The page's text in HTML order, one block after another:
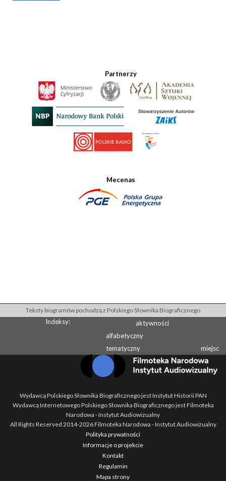
Partnerzy
Mecenas
Teksty biogramów pochodzą z Polskiego Słownika Biograficznego
Indeksy:
aktywności
alfabetyczny
tematyczny
miejsc
Wydawcą Polskiego Słownika Biograficznego jest Instytut Historii PAN
Wydawcą Internetowego Polskiego Słownika Biograficznego jest Filmoteka
Narodowa - Instytut Audiowizualny
All Rights Reserved 2014-2026Filmoteka Narodowa - Instytut Audiowizualny
Polityka prywatności
Informacje o projekcie
Kontakt
Regulamin
Mapa strony